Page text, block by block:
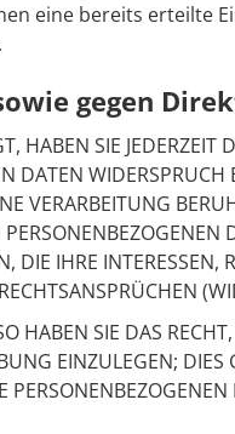
eine bereits erteilte
gegen
HABEN SIE JEDERZEIT
DATEN
VERARBEITUNG
IHRE INTERESSEN,
HABEN SIE DAS
EINZULEGEN;